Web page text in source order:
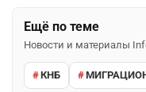
Ещё по теме
Новости и материалы
КНБ